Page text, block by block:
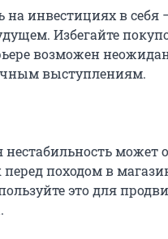
на инвестициях в
Избегайте
возможен
выступлениям.
может
походом в
это для